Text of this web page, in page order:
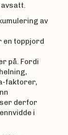
av
toppjord
på. Fordi
faktorer,
derfor
i